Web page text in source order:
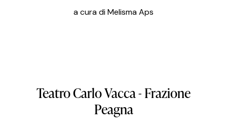
a cura di Melisma Aps
TeatroCarloVacca-Frazione
Peagna